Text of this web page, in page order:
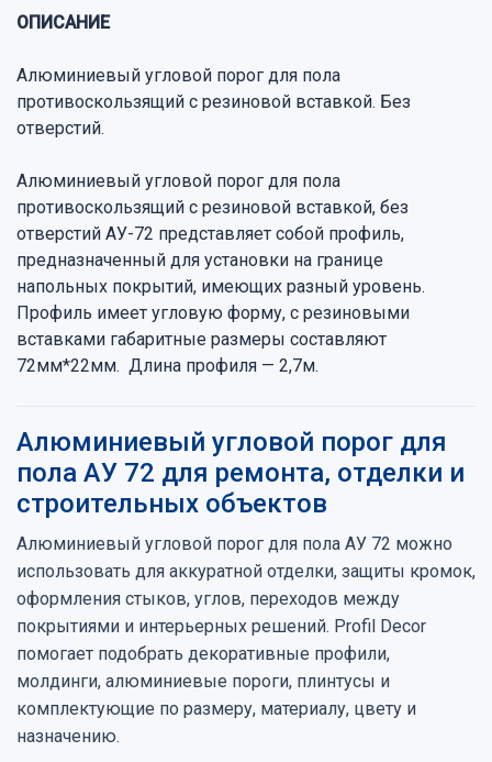
ОПИСАНИЕ
Алюминиевый угловой порог для пола
противоскользящий с резиновой вставкой. Без
отверстий.
Алюминиевый угловой порог для пола
противоскользящий с резиновой вставкой, без
отверстий АУ-72 представляет собой профиль,
предназначенный для установки на границе
напольных покрытий, имеющих разный уровень.
Профиль имеет угловую форму, с резиновыми
вставками габаритные размеры составляют
72мм*22мм. Длина профиля — 2,7м.
Алюминиевый угловой порог для
пола АУ 72 для ремонта, отделки и
строительных объектов
Алюминиевый угловой порог для пола АУ 72 можно
использовать для аккуратной отделки, защиты кромок,
оформления стыков, углов, переходов между
покрытиями и интерьерных решений. Profil Decor
помогает подобрать декоративные профили,
молдинги, алюминиевые пороги, плинтусы и
комплектующие по размеру, материалу, цвету и
назначению.